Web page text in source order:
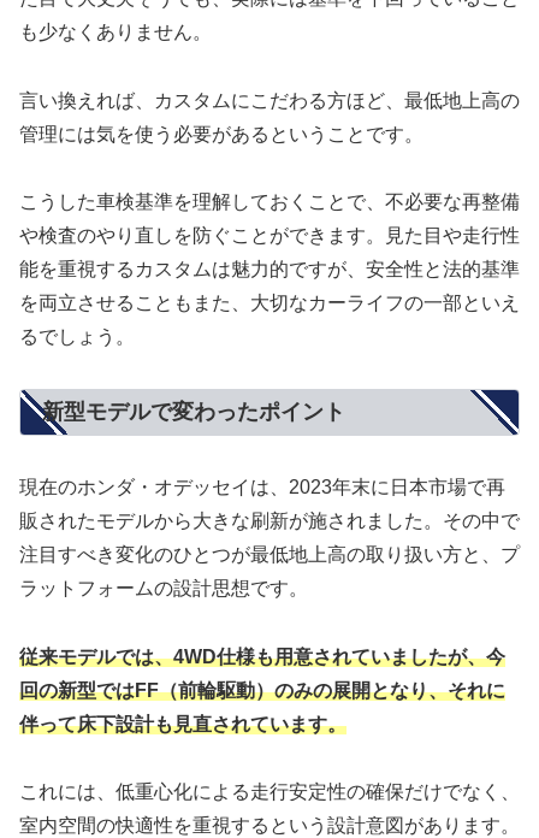
も少なくありません。
言い換えれば、カスタムにこだわる方ほど、最低地上高の
管理には気を使う必要があるということです。
こうした車検基準を理解しておくことで、不必要な再整備
や検査のやり直しを防ぐことができます。見た目や走行性
能を重視するカスタムは魅力的ですが、安全性と法的基準
を両立させることもまた、大切なカーライフの一部といえ
るでしょう。
新型モデルで変わったポイント
現在のホンダ・オデッセイは、2023年末に日本市場で再
販されたモデルから大きな刷新が施されました。その中で
注目すべき変化のひとつが最低地上高の取り扱い方と、プ
ラットフォームの設計思想です。
従来モデルでは、4WD仕様も用意されていましたが、今
回の新型ではFF（前輪駆動）のみの展開となり、それに
伴って床下設計も見直されています。
これには、低重心化による走行安定性の確保だけでなく、
室内空間の快適性を重視するという設計意図があります。